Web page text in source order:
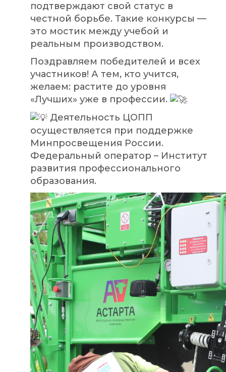
подтверждают свой статус в
честной борьбе. Такие конкурсы —
это мостик между учебой и
реальным производством.
Поздравляем победителей и всех
участников! А тем, кто учится,
желаем: растите до уровня
«Лучших» уже в профессии.
Деятельность ЦОПП
осуществляется при поддержке
Минпросвещения России.
Федеральный оператор – Институт
развития профессионального
образования.